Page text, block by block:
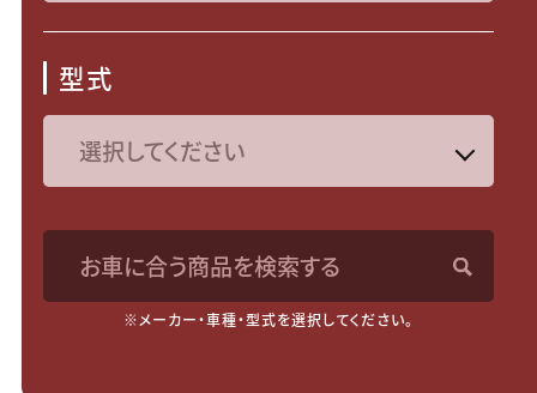
型式
お車に合う商品を検索する
※メーカー・車種・型式を選択してください。